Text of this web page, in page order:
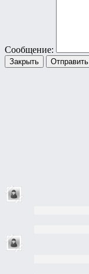
Сообщение:
Закрыть Отправить